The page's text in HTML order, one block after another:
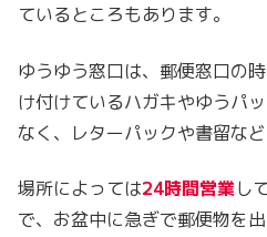
ているところもあります。
ゆうゆう窓口は、郵便窓口の
け付けているハガキやゆうパ
なく、レターパックや書留な
場所によっては24時間営業し
で、お盆中に急ぎで郵便物を